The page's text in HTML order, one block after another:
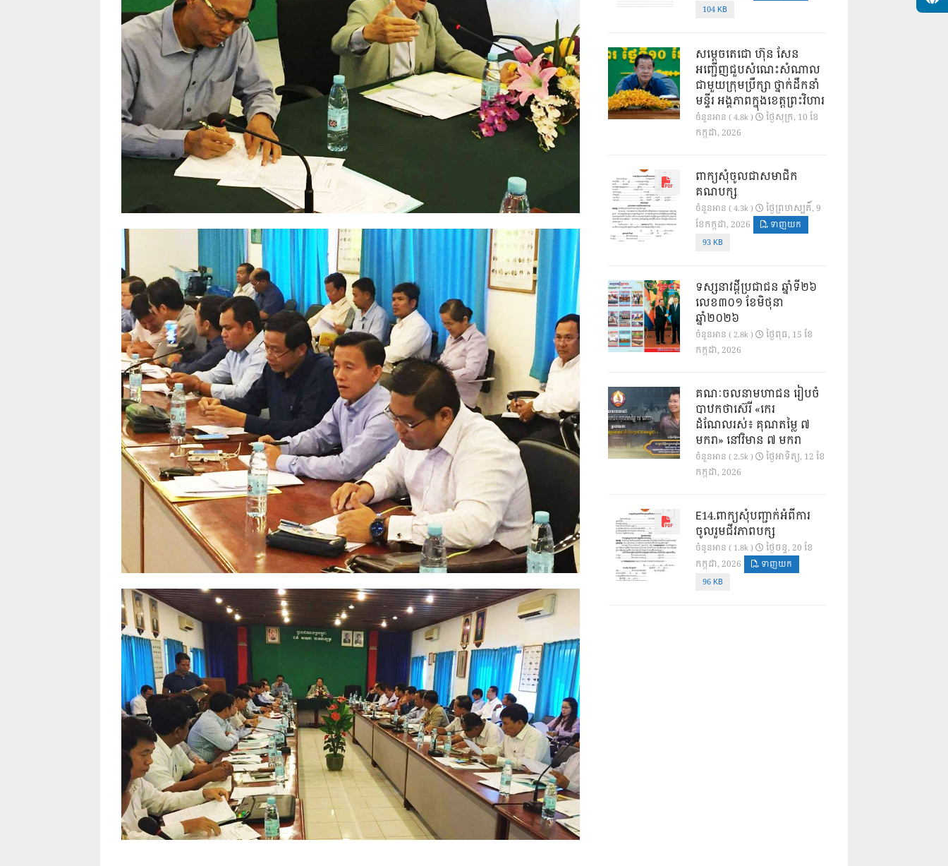
104 KB
សម្តេចតេជោ ហ៊ុន សែន
អញ្ជើញជួបសំណេះសំណាល
ជាមួយក្រុមប្រឹក្សា ថ្នាក់ដឹកនាំ
មន្ទីរ អង្គភាពក្នុងខេត្តព្រះវិហារ
ចំនួនអាន ( 4.8k )
ថ្ងៃ​សុក្រ, 10 ខែ​
កក្កដា, 2026
ពាក្យសុំចូលជាសមាជិក
គណបក្ស
ចំនួនអាន ( 4.3k )
ថ្ងៃ​ព្រហស្បតិ៍, 9
ខែ​កក្កដា, 2026
ទាញយក
93 KB
ទស្សនាវដ្ដីប្រជាជន ឆ្នាំទី២៦
លេខ៣០១ ខែមិថុនា
ឆ្នាំ២០២៦
ចំនួនអាន ( 2.8k )
ថ្ងៃ​ពុធ, 15 ខែ​
កក្កដា, 2026
គណៈចលនាមហាជន រៀបចំ
បាឋកថាស៊េរី «កេរ
ដំណែលរស់៖ គុណតម្លៃ ៧
មករា» នៅវិមាន ៧ មករា
ចំនួនអាន ( 2.5k )
ថ្ងៃ​អាទិត្យ, 12 ខែ​
កក្កដា, 2026
E14.ពាក្យសុំបញ្ជាក់អំពីការ
ចូលរួមជីវភាពបក្ស
ចំនួនអាន ( 1.8k )
ថ្ងៃ​ចន្ទ, 20 ខែ​
កក្កដា, 2026
ទាញយក
96 KB